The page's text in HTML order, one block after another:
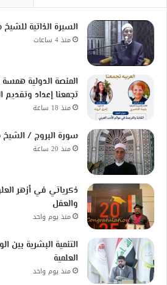
السيرة الذاتية
منذ 4 ساعات
المنصة الدولية همسة
تجمعنا إعداد
منذ 18 ساعة
سورة البروج /
منذ 20 ساعة
ذكرياتي في أزهر
والعقل
منذ يوم واحد
التنمية البشرية بين
العلمية
منذ يوم واحد